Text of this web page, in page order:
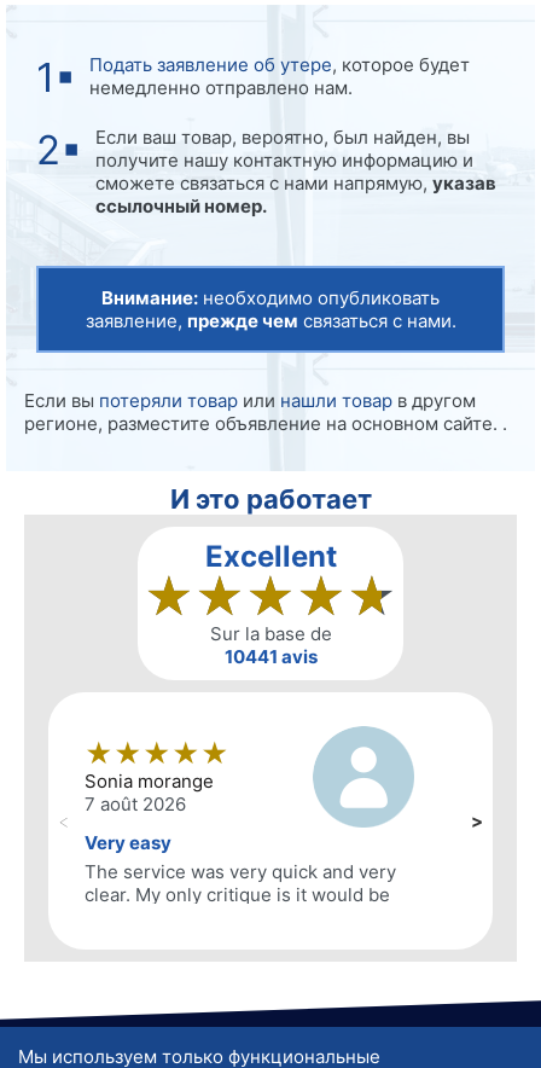
Подать заявление об утере, которое будет
немедленно отправлено нам.
Если ваш товар, вероятно, был найден, вы
получите нашу контактную информацию и
сможете связаться с нами напрямую, указав
ссылочный номер.
Внимание: необходимо опубликовать
заявление, прежде чем связаться с нами.
Если вы потеряли товар или нашли товар в другом
регионе, разместите объявление на основном сайте. .
И это работает
О КОМПАНИИ Я нашел предмет, что мне
Мы используем только функциональные